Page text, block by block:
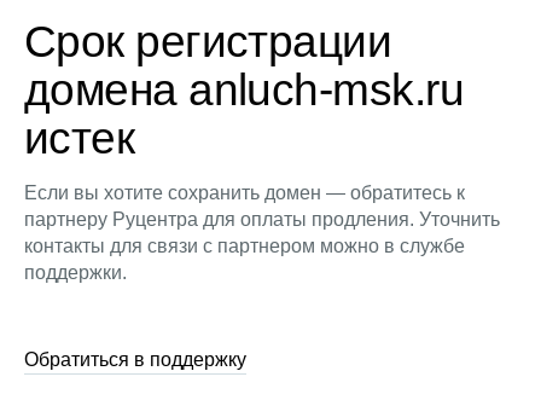
Срок регистрации
домена anluch-msk.ru
истек
Если вы хотите сохранить домен — обратитесь к
партнеру Руцентра для оплаты продления. Уточнить
контакты для связи с партнером можно в службе
поддержки.
Обратиться в поддержку